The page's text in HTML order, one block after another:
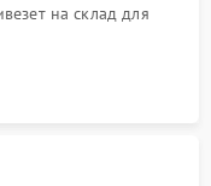
на склад для